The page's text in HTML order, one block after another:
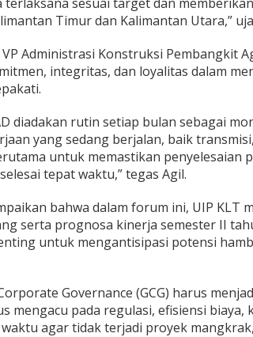
Timur dan Kalimantan Utara,”
Administrasi Konstruksi Pembangkit
integritas, dan loyalitas dalam
diadakan rutin setiap bulan sebagai
yang sedang berjalan, baik
untuk memastikan penyelesaian
tepat waktu,” tegas Agil.
bahwa dalam forum ini, UIP KLT
serta prognosa kinerja semester II
untuk mengantisipasi potensi
Governance (GCG) harus
mengacu pada regulasi, efisiensi biaya,
agar tidak terjadi proyek